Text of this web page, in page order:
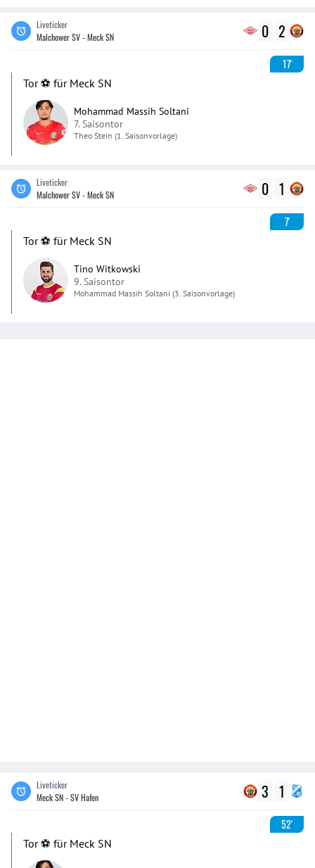
Liveticker
Malchower SV - Meck SN
0 2
17'
Tor ⚽️ für Meck SN
Mohammad Massih Soltani
7. Saisontor
Theo Stein (1. Saisonvorlage)
Liveticker
Malchower SV - Meck SN
0 1
7'
Tor ⚽️ für Meck SN
Tino Witkowski
9. Saisontor
Mohammad Massih Soltani (3. Saisonvorlage)
Liveticker
Meck SN - SV Hafen
3 1
52'
Tor ⚽️ für Meck SN